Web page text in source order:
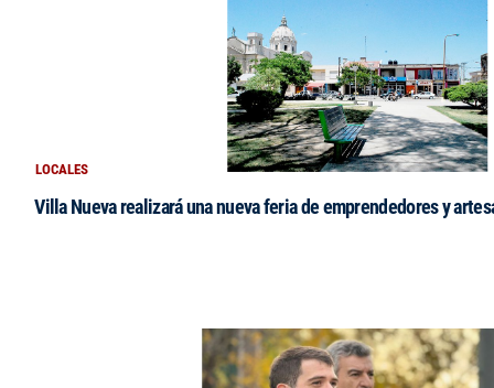
LOCALES
Villa Nueva realizará una nueva feria de emprendedores y